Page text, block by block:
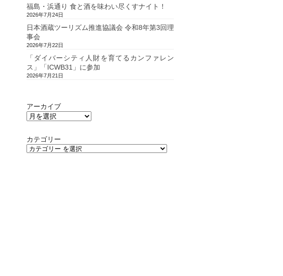
福島・浜通り 食と酒を味わい尽くすナイト！
2026年7月24日
日本酒蔵ツーリズム推進協議会 令和8年第3回理
事会
2026年7月22日
「ダイバーシティ人財を育てるカンファレン
ス」「ICWB31」に参加
2026年7月21日
アーカイブ
カテゴリー